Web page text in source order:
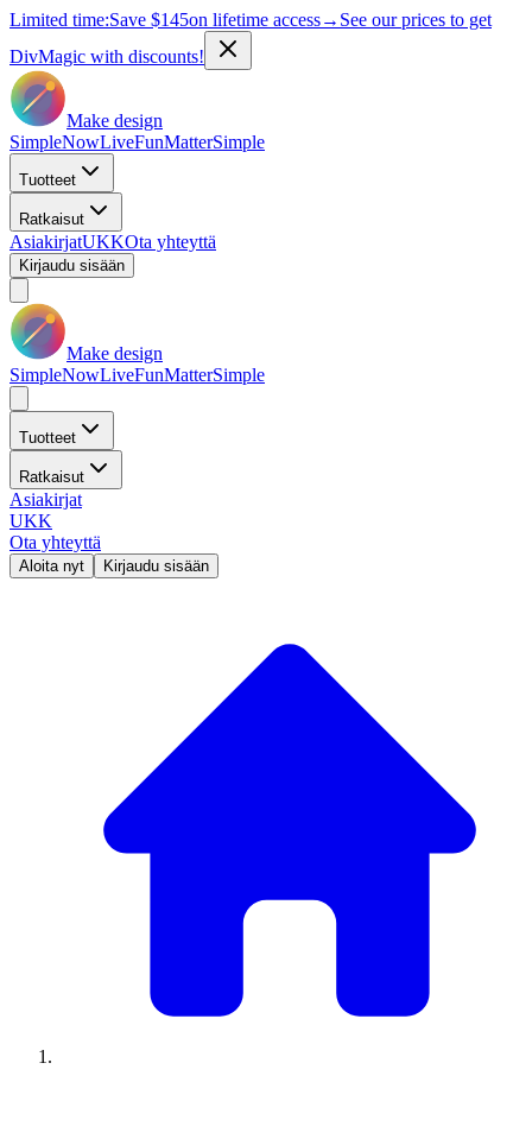
Limited time:Save $145on lifetime access→ See our prices to get
DivMagic with discounts!
Make design
SimpleNowLiveFunMatterSimple
Tuotteet
Ratkaisut
AsiakirjatUKKOta yhteyttä
Kirjaudu sisään
Make design
SimpleNowLiveFunMatterSimple
Tuotteet
Ratkaisut
Asiakirjat
UKK
Ota yhteyttä
Aloita nyt Kirjaudu sisään